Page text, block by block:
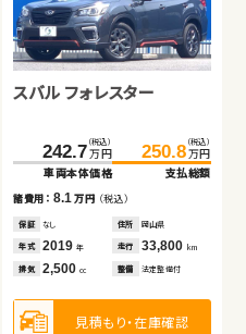
スバル フォレスター
242.7 （税込）
万円
車両本体価格
250.8 （税込）
万円
支払総額
諸費用： 8.1万円 （税込）
保証 なし 住所 岡山県
年式 2019年 走行 33,800 km
排気 2,500cc 整備 法定整備付
見積もり・在庫確認
トヨタ ヴェルファイア ハ
698.0 （税込）
万円
車両本体価格
707.7 （税込）
万円
支払総額
諸費用： 9.7万円 （税込）
保証 あり 住所 福岡県
年式 2025年 走行 9,100km
排気 2,500cc 整備 法定整備付
見積もり・在庫確認
スズキ スイフト
169.8万円
車両本体価格
諸費用：16.0万円 （税込）
保証 あり 住所 千葉県
排気 1,400cc 整備 法定整備付
スズキ ジムニー
131.6 （税込）
万円
車両本体価格
138.2 （税込）
万円
支払総額
諸費用： 6.6万円 （税込）
保証 あり 住所 青森県
年式 2017年 走行 82,000 km
排気 660cc 整備 法定整備付
見積もり・在庫確認